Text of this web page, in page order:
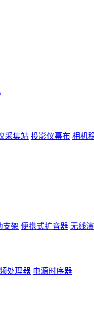
采集站 投影仪幕布 相机
支架 便携式扩音器 无线
处理器 电源时序器